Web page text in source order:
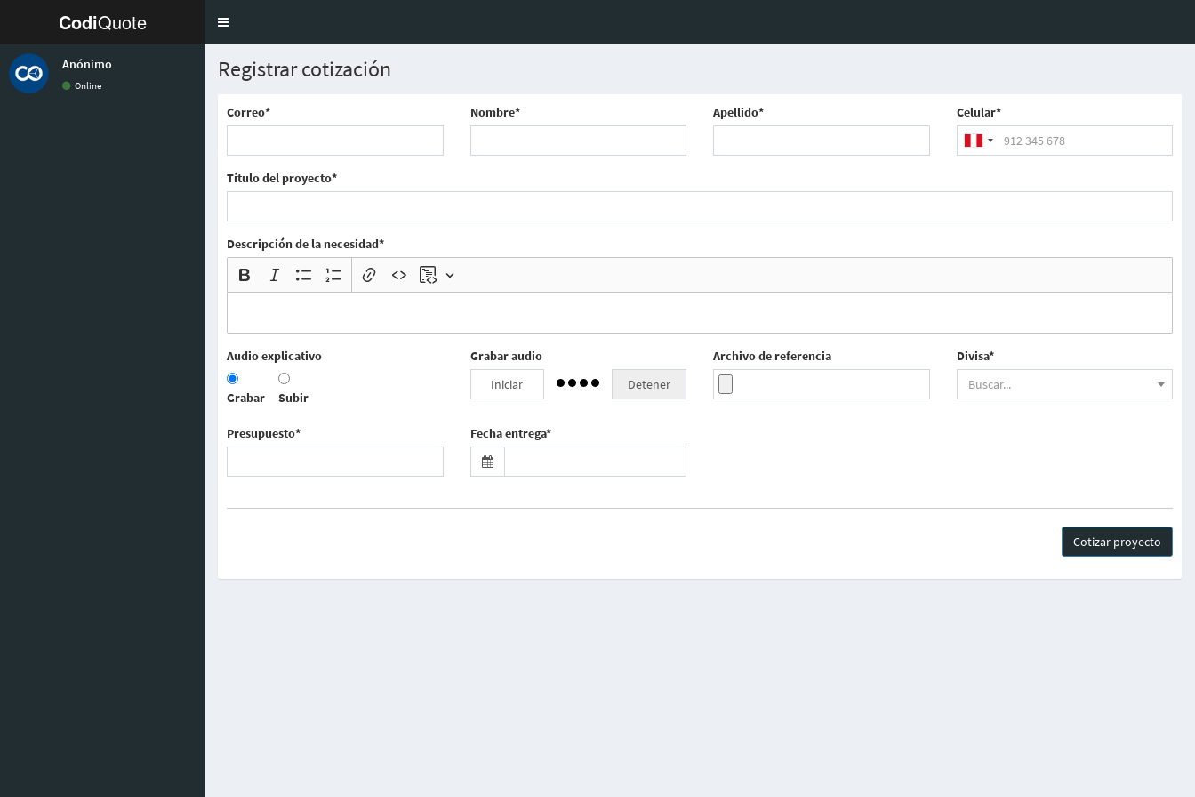
CodiQuote
Toggle
Anónimo
Online
Registrar cotización
Correo* Nombre* Apellido* Celular*
Título del proyecto*
Descripción de la necesidad*
Audio explicativo
Grabar Subir
Grabar audio
Iniciar
Detener
Archivo de referencia
Divisa*
Buscar...
Presupuesto* Fecha entrega*